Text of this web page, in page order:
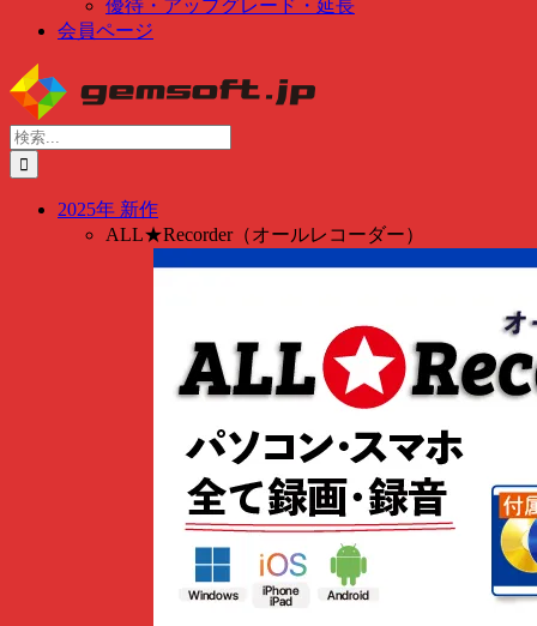
優待・アップグレード・延長
会員ページ
Skip
to
content
検
索
…
2025年 新作
ALL★Recorder（オールレコーダー）